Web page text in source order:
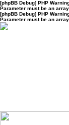
[phpBB Debug] PHP
Parameter must be an
[phpBB Debug] PHP
Parameter must be an